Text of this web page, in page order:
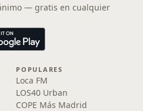
— gratis en cualquier
POPULARES
Loca FM
LOS40 Urban
COPE Más Madrid